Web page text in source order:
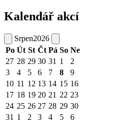
Kalendář akcí
Srpen2026
Po Út St Čt Pá So Ne
27 28 29 30 31 1
2
3
4 5 6 7 8
9
10 11 12 13 14 15 16
17 18 19 20 21 22 23
24 25 26 27 28 29 30
31 1 2 3 4 5 6